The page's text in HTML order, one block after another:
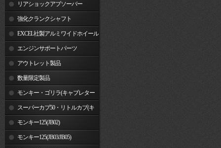
リアショックアブソーバー
強化クランクシャフト
EXCEL社製アルミワイドホイール
リム エンジンサポートパーツ
アウトレット製品
数量限定製品
モンキー・ゴリラ(キャブレター
車) スーパーカブ50・リトルカブ(キ
ャブレター車)
モンキー125(JB02)
モンキー125(JB03/JB05)